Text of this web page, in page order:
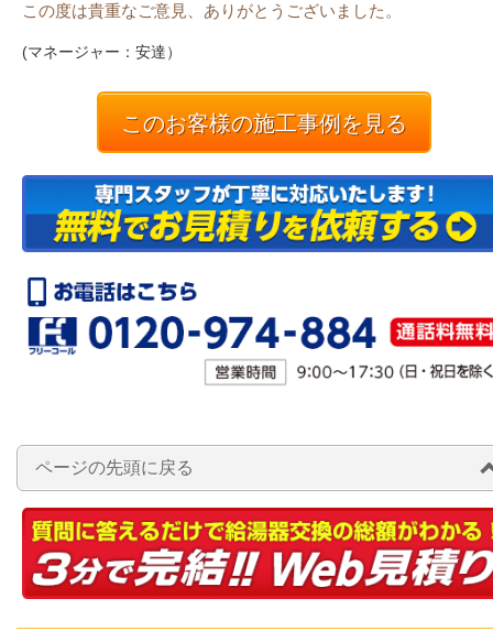
この度は貴重なご意見、ありがとうございました。
(マネージャー：安達）
このお客様の施工事例を見る
ページの先頭に戻る